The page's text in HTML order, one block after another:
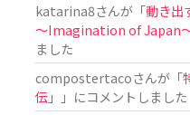
katarina8さんが「動き出
〜Imagination of Japan
ました
compostertacoさんが「
伝」
」にコメントしました